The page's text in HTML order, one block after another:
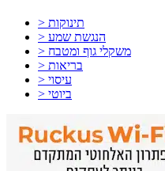
> תינוקות
> הנגשת שמע
> משקלי גוף ומטבח
> בריאות
> עיסוי
> ביוטי